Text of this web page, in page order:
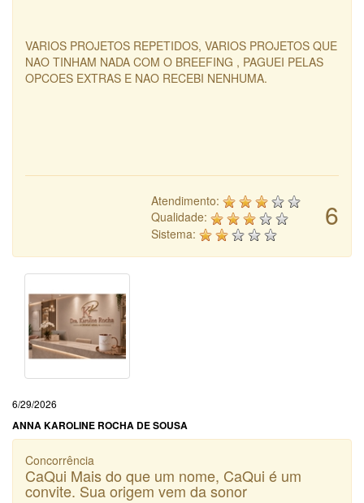
VARIOS PROJETOS REPETIDOS, VARIOS PROJETOS QUE
NAO TINHAM NADA COM O BREEFING , PAGUEI PELAS
OPCOES EXTRAS E NAO RECEBI NENHUMA.
6
Atendimento:
Qualidade:
Sistema:
6/29/2026
ANNA KAROLINE ROCHA DE SOUSA
Concorrência
CaQui Mais do que um nome, CaQui é um
convite. Sua origem vem da sonor